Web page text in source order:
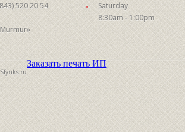
520 20 54
Saturday
8:30am - 1:00pm
Заказать печать ИП